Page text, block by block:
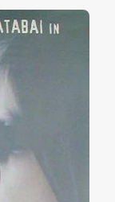
Mann
gelassen,
vor ihrer
nach
des
der